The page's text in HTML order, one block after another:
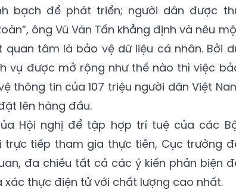
bạch để phát triển; người dân được
ông Vũ Văn Tấn khẳng định và nêu
tâm là bảo vệ dữ liệu cá nhân. Bởi
vụ được mở rộng như thế nào thì việc
thông tin của 107 triệu người dân Việt
lên hàng đầu.
Hội nghị để tập hợp trí tuệ của các
trực tiếp tham gia thực tiễn, Cục trưởng
đa chiều tất cả các ý kiến phản biện
xác thực điện tử với chất lượng cao nhất.